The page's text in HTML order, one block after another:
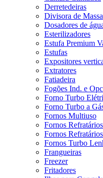
Derretedeiras
Divisora de Massa
Dosadores de
Esterilizadores
Estufa Premium
Estufas
Expositores
Extratores
Fatiadeira
Fogões Ind. e
Forno Turbo
Forno Turbo a
Fornos Multiuso
Fornos
Fornos
Fornos Turbo
Frangueiras
Freezer
Fritadores